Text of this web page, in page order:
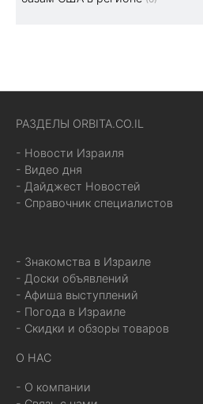
РАЗДЕЛЫ ORBITA.CO.IL
- Новости Израиля
- Видео дня
- Дайджест Новостей
- Справочник специалистов
- Знакомства в Израиле
- Доски объявлений
- Афиша выступлений
- Погода в Израиле
- Скидки и обзоры товаров
О НАС
- О компании